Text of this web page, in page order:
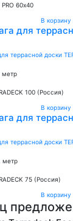
60х40
В корзину
для
метр
100 (Россия)
В корзину
для
метр
75 (Россия)
В корзину